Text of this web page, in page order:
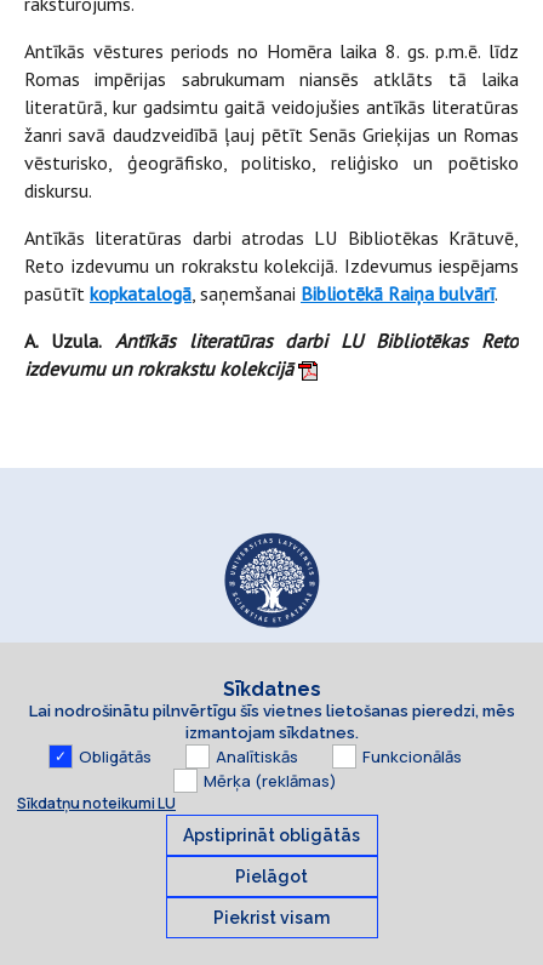
Antīkās vēstures periods no Homēra laika 8. gs. p.m.ē. līdz
Romas impērijas sabrukumam niansēs atklāts tā laika
literatūrā, kur gadsimtu gaitā veidojušies antīkās literatūras
žanri savā daudzveidībā ļauj pētīt Senās Grieķijas un Romas
vēsturisko, ģeogrāfisko, politisko, reliģisko un poētisko
diskursu.
Antīkās literatūras darbi atrodas LU Bibliotēkas Krātuvē,
Reto izdevumu un rokrakstu kolekcijā. Izdevumus iespējams
pasūtīt kopkatalogā, saņemšanai Bibliotēkā Raiņa bulvārī.
A. Uzula. Antīkās literatūras darbi LU Bibliotēkas Reto
izdevumu un rokrakstu kolekcijā
© 2026 Latvijas Universitāte. Visas tiesības aizsargātas
Sīkdatnes
Lai nodrošinātu pilnvērtīgu šīs vietnes lietošanas pieredzi, mēs
izmantojam sīkdatnes.
Obligātās Analītiskās
Funkcionālās
Mērķa (reklāmas)
Sīkdatņu noteikumi LU
Apstiprināt obligātās
Pielāgot
Piekrist visam